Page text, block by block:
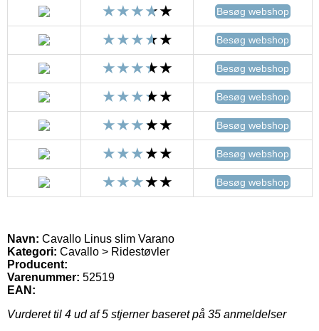
Besøg webshop
Besøg webshop
Besøg webshop
Besøg webshop
Besøg webshop
Besøg webshop
Besøg webshop
Navn: Cavallo Linus slim Varano
Kategori: Cavallo > Ridestøvler
Producent:
Varenummer: 52519
EAN:
Vurderet til 4 ud af 5 stjerner baseret på 35 anmeldelser